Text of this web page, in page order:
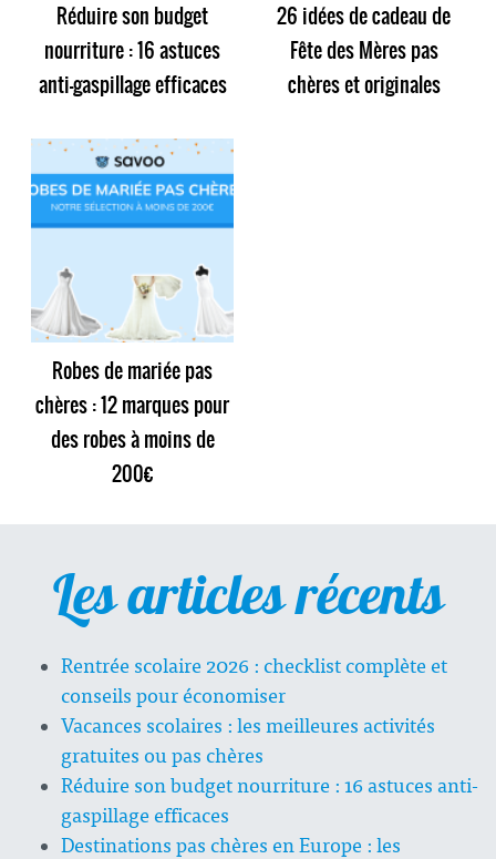
Réduire son budget
nourriture : 16 astuces
anti-gaspillage efficaces
26 idées de cadeau de
Fête des Mères pas
chères et originales
Robes de mariée pas
chères : 12 marques pour
des robes à moins de
200€
Les articles récents
Rentrée scolaire 2026 : checklist complète et
conseils pour économiser
Vacances scolaires : les meilleures activités
gratuites ou pas chères
Réduire son budget nourriture : 16 astuces anti-
gaspillage efficaces
Destinations pas chères en Europe : les